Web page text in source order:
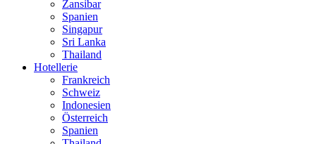
Zansibar
Spanien
Singapur
Sri Lanka
Thailand
Hotellerie
Frankreich
Schweiz
Indonesien
Österreich
Spanien